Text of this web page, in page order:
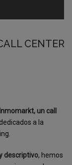
CENTER
Inmomarkt, un call
dedicados a la
descriptivo, hemos